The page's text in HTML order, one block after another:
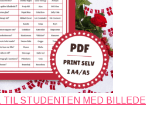
TIL STUDENTEN MED BILLEDE